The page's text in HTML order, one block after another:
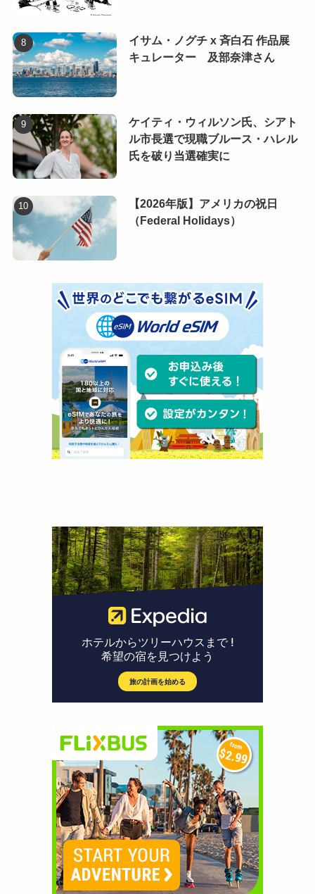
イサム・ノグチ x 斉白石 作品展
キュレーター 及部奈津さん
ケイティ・ウィルソン氏、シアト
ル市長選で現職ブルース・ハレル
氏を破り当選確実に
【2026年版】アメリカの祝日
（Federal Holidays）